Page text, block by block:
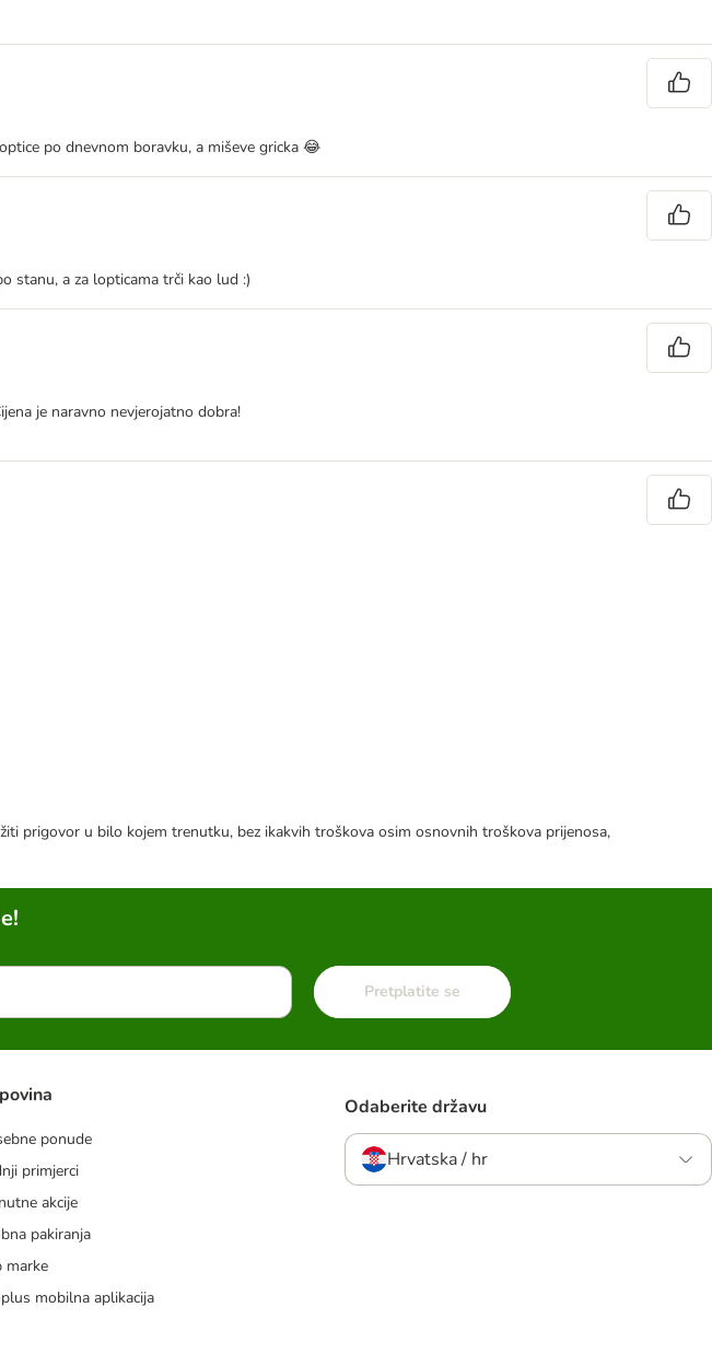
po dnevnom boravku, a miševe gricka 😂
stanu, a za lopticama trči kao lud :)
je naravno nevjerojatno dobra!
prigovor u bilo kojem trenutku, bez ikakvih troškova osim osnovnih troškova prijenosa,
Pretplatite se
ponude
primjerci
akcije
pakiranja
marke
mobilna aplikacija
Odaberite državu
Hrvatska / hr